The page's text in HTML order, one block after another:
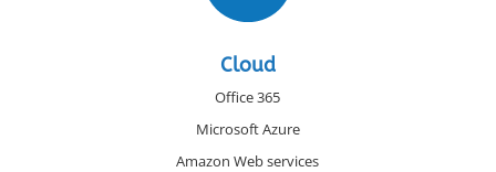
Cloud
Office 365
Microsoft Azure
Amazon Web services